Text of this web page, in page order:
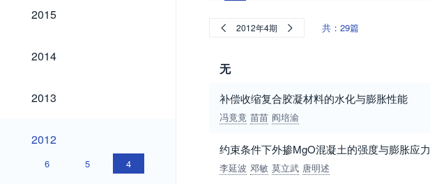
2015
2015
2014
2014
2013
2013
2012
2012
6 5 4
2012年4期 共：29篇
无
补偿收缩复合胶凝材料的水化与膨胀性能
冯竟竟 苗苗 阎培渝
约束条件下外掺MgO混凝土的强度与膨胀应力
李延波 邓敏 莫立武 唐明述